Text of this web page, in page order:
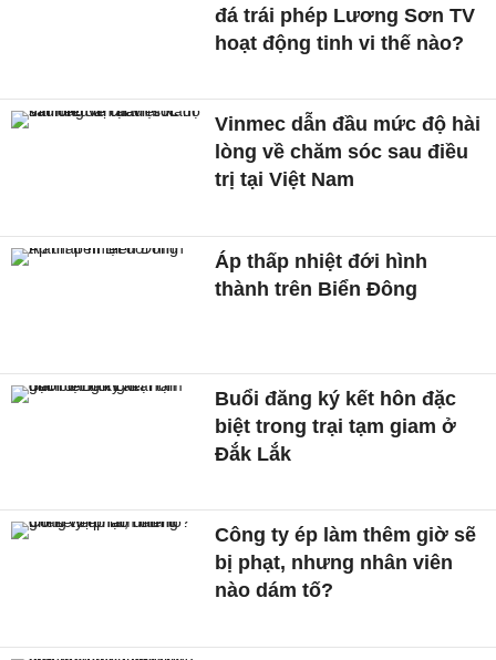
đá trái phép Lương Sơn TV
hoạt động tinh vi thế nào?
Vinmec dẫn đầu mức độ hài
lòng về chăm sóc sau điều
trị tại Việt Nam
Áp thấp nhiệt đới hình
thành trên Biển Đông
Buổi đăng ký kết hôn đặc
biệt trong trại tạm giam ở
Đắk Lắk
Công ty ép làm thêm giờ sẽ
bị phạt, nhưng nhân viên
nào dám tố?